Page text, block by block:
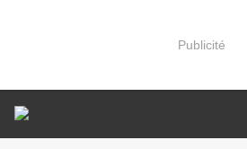
Publicité